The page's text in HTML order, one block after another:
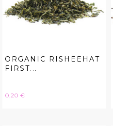
ORGANIC RISHEEHAT
FIRST...
Hinta
0,20 €